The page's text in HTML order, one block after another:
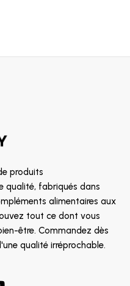
produits
qualité, fabriqués dans
alimentaires aux
tout ce dont vous
être. Commandez dès
qualité irréprochable.